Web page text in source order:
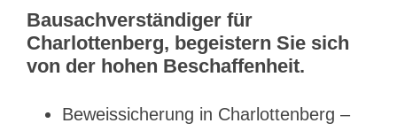
Bausachverständiger für
Charlottenberg, begeistern Sie sich
von der hohen Beschaffenheit.
Beweissicherung in Charlottenberg –